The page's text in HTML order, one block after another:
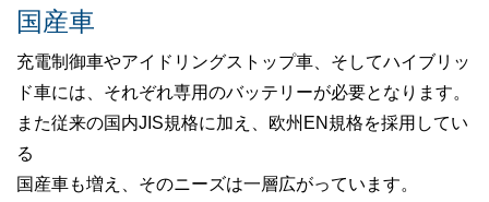
国産車
充電制御車やアイドリングストップ車、そしてハイブリッ
ド車には、それぞれ専用のバッテリーが必要となります。
また従来の国内JIS規格に加え、欧州EN規格を採用してい
る
国産車も増え、そのニーズは一層広がっています。